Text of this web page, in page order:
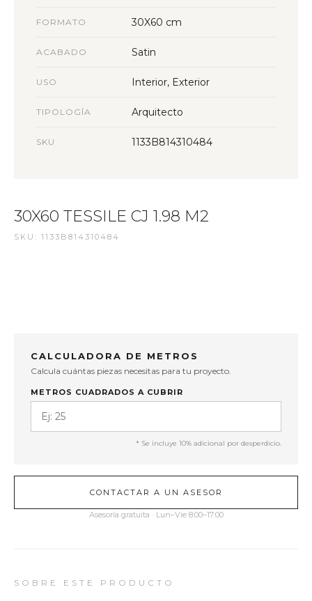
FORMATO 30X60 cm
ACABADO Satin
USO Interior, Exterior
TIPOLOGÍA Arquitecto
SKU 1133B814310484
30X60 TESSILE CJ 1.98 M2
SKU: 1133B814310484
CALCULADORA DE METROS
Calcula cuántas piezas necesitas para tu proyecto.
METROS CUADRADOS A CUBRIR
* Se incluye 10% adicional por desperdicio.
CONTACTAR A UN ASESOR
Asesoría gratuita · Lun–Vie 8:00–17:00
SOBRE ESTE PRODUCTO